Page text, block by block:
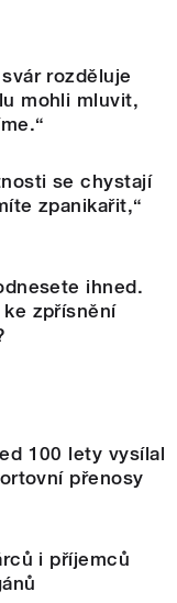
rozděluje
mohli mluvit,
se chystají
zpanikařit,“
ihned.
zpřísnění
100 lety vysílal
přenosy
i příjemců